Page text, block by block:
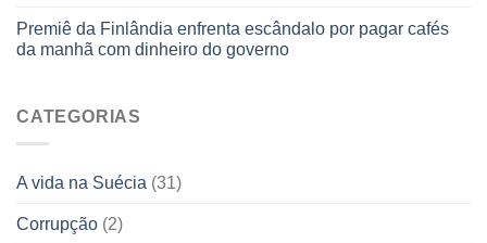
Premiê da Finlândia enfrenta escândalo por pagar cafés
da manhã com dinheiro do governo
CATEGORIAS
A vida na Suécia (31)
Corrupção (2)